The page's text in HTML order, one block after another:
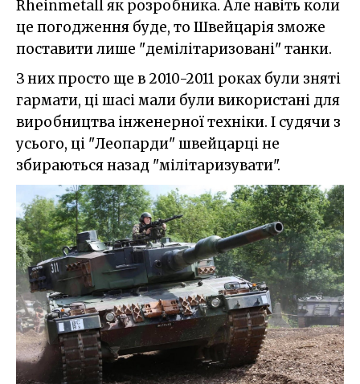
Rheinmetall як розробника. Але навіть коли
це погодження буде, то Швейцарія зможе
поставити лише "демілітаризовані" танки.
З них просто ще в 2010-2011 роках були зняті
гармати, ці шасі мали були використані для
виробництва інженерної техніки. І судячи з
усього, ці "Леопарди" швейцарці не
збираються назад "мілітаризувати".